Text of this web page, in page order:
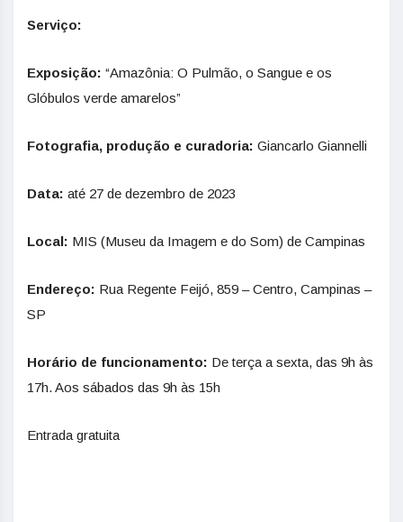
Serviço:
Exposição: “Amazônia: O Pulmão, o Sangue e os
Glóbulos verde amarelos”
Fotografia, produção e curadoria: Giancarlo Giannelli
Data: até 27 de dezembro de 2023
Local: MIS (Museu da Imagem e do Som) de Campinas
Endereço: Rua Regente Feijó, 859 – Centro, Campinas –
SP
Horário de funcionamento: De terça a sexta, das 9h às
17h. Aos sábados das 9h às 15h
Entrada gratuita